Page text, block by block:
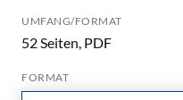
UMFANG/FORMAT
52 Seiten, PDF
FORMAT